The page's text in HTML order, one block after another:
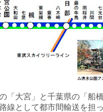
「大宮」と千葉県の「船
線として都市間輸送を担